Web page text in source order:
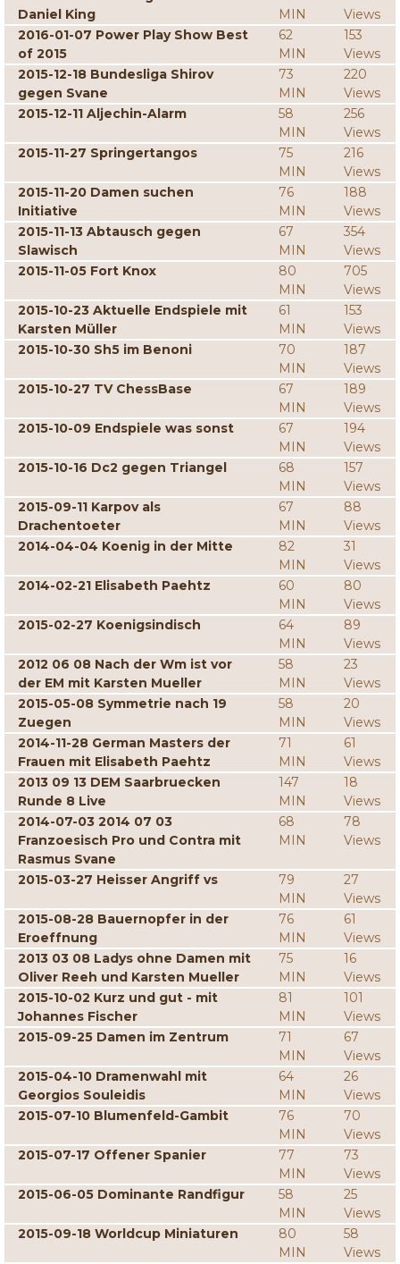
Daniel King
MIN
Views
2016-01-07 Power Play Show Best
of 2015
62
MIN
153
Views
2015-12-18 Bundesliga Shirov
gegen Svane
73
MIN
220
Views
2015-12-11 Aljechin-Alarm
58
MIN
256
Views
2015-11-27 Springertangos
75
MIN
216
Views
2015-11-20 Damen suchen
Initiative
76
MIN
188
Views
2015-11-13 Abtausch gegen
Slawisch
67
MIN
354
Views
2015-11-05 Fort Knox
80
MIN
705
Views
2015-10-23 Aktuelle Endspiele mit
Karsten Müller
61
MIN
153
Views
2015-10-30 Sh5 im Benoni
70
MIN
187
Views
2015-10-27 TV ChessBase
67
MIN
189
Views
2015-10-09 Endspiele was sonst
67
MIN
194
Views
2015-10-16 Dc2 gegen Triangel
68
MIN
157
Views
2015-09-11 Karpov als
Drachentoeter
67
MIN
88
Views
2014-04-04 Koenig in der Mitte
82
MIN
31
Views
2014-02-21 Elisabeth Paehtz
60
MIN
80
Views
2015-02-27 Koenigsindisch
64
MIN
89
Views
2012 06 08 Nach der Wm ist vor
der EM mit Karsten Mueller
58
MIN
23
Views
2015-05-08 Symmetrie nach 19
Zuegen
58
MIN
20
Views
2014-11-28 German Masters der
Frauen mit Elisabeth Paehtz
71
MIN
61
Views
2013 09 13 DEM Saarbruecken
Runde 8 Live
147
MIN
18
Views
2014-07-03 2014 07 03
Franzoesisch Pro und Contra mit
Rasmus Svane
68
MIN
78
Views
2015-03-27 Heisser Angriff vs
79
MIN
27
Views
2015-08-28 Bauernopfer in der
Eroeffnung
76
MIN
61
Views
2013 03 08 Ladys ohne Damen mit
Oliver Reeh und Karsten Mueller
75
MIN
16
Views
2015-10-02 Kurz und gut - mit
Johannes Fischer
81
MIN
101
Views
2015-09-25 Damen im Zentrum
71
MIN
67
Views
2015-04-10 Dramenwahl mit
Georgios Souleidis
64
MIN
26
Views
2015-07-10 Blumenfeld-Gambit
76
MIN
70
Views
2015-07-17 Offener Spanier
77
MIN
73
Views
2015-06-05 Dominante Randfigur
58
MIN
25
Views
2015-09-18 Worldcup Miniaturen
80
MIN
58
Views